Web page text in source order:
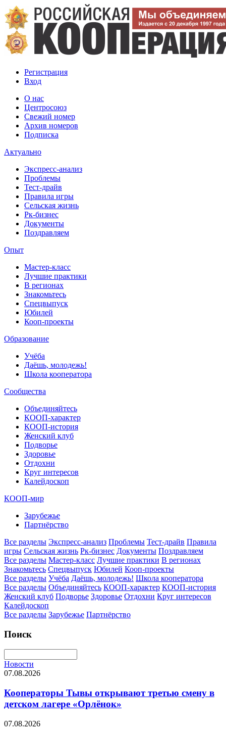
Регистрация
Вход
О нас
Центросоюз
Свежий номер
Архив номеров
Подписка
Актуально
Экспресс-анализ
Проблемы
Тест-драйв
Правила игры
Сельская жизнь
Рк-бизнес
Документы
Поздравляем
Опыт
Мастер-класс
Лучшие практики
В регионах
Знакомьтесь
Спецвыпуск
Юбилей
Кооп-проекты
Образование
Учёба
Даёшь, молодежь!
Школа кооператора
Сообщества
Объединяйтесь
КООП-характер
КООП-история
Женский клуб
Подворье
Здоровье
Отдохни
Круг интересов
Калейдоскоп
КООП-мир
Зарубежье
Партнёрство
Все разделы Экспресс-анализ Проблемы Тест-драйв Правила
игры Сельская жизнь Рк-бизнес Документы Поздравляем
Все разделы Мастер-класс Лучшие практики В регионах
Знакомьтесь Спецвыпуск Юбилей Кооп-проекты
Все разделы Учёба Даёшь, молодежь! Школа кооператора
Все разделы Объединяйтесь КООП-характер КООП-история
Женский клуб Подворье Здоровье Отдохни Круг интересов
Калейдоскоп
Все разделы Зарубежье Партнёрство
Поиск
Новости
07.08.2026
Кооператоры Тывы открывают третью смену в
детском лагере «Орлёнок»
07.08.2026